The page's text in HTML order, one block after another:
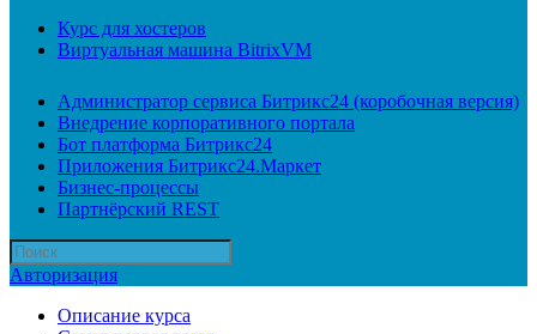
Курс для хостеров
Виртуальная машина BitrixVM
Администратор сервиса Битрикс24 (коробочная версия)
Внедрение корпоративного портала
Бот платформа Битрикс24
Приложения Битрикс24.Маркет
Бизнес-процессы
Партнёрский REST
Авторизация
Описание курса